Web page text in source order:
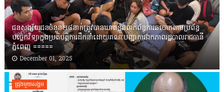
ជនសង្ស័យជនចំនួន២៨នាក់ត្រូវបានឃាត់ខ្លួនពាក់ព័ន្ធការឆបោកតាមប្រព័ន្ធ
បច្ចេកវិទ្យាក្នុងប្រតិបត្តិការដឹកនាំដោយគណៈបញ្ជាការឯកភាពរដ្ឋបាលរាជធានី
ភ្នំពេញ ‎=====
December 01, 2025
ជ្រុងមួយសង្គម